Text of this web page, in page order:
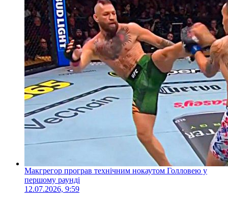
Макгрегор програв технічним нокаутом Голловею у
першому раунді
12.07.2026, 9:59